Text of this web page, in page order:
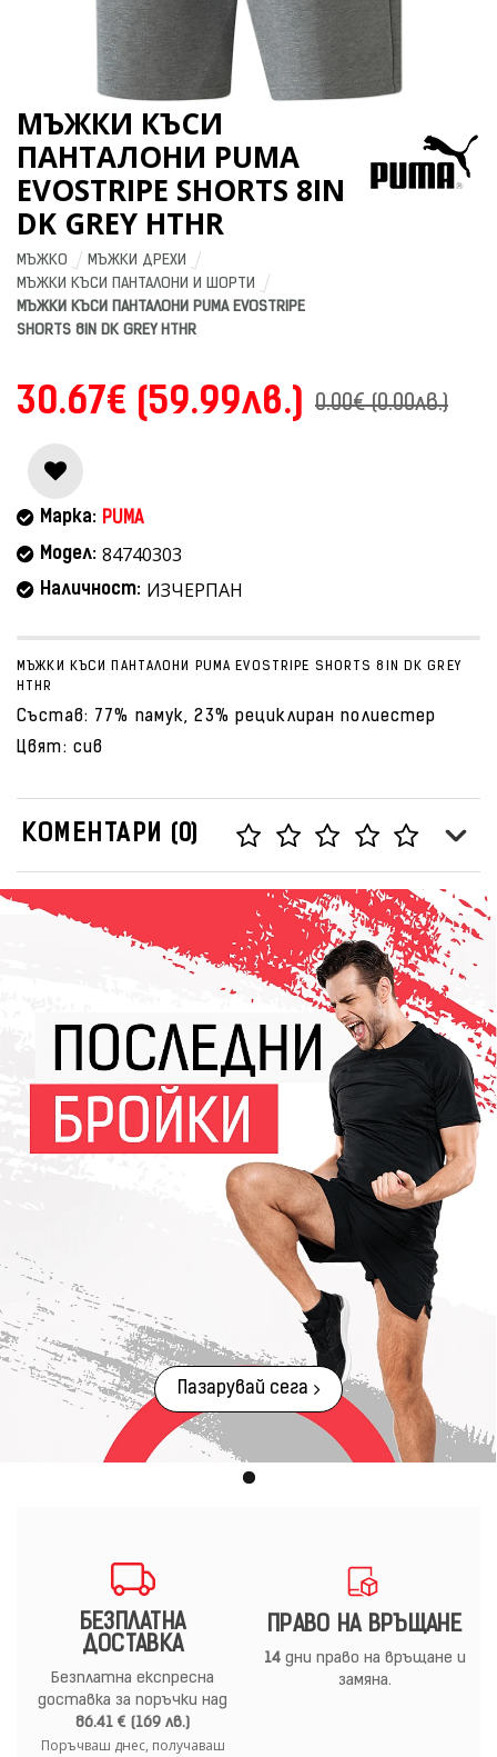
МЪЖКИ КЪСИ
ПАНТАЛОНИ PUMA
EVOSTRIPE SHORTS 8IN
DK GREY HTHR
МЪЖКО
МЪЖКИ ДРЕХИ
МЪЖКИ КЪСИ ПАНТАЛОНИ И ШОРТИ
МЪЖКИ КЪСИ ПАНТАЛОНИ PUMA EVOSTRIPE
SHORTS 8IN DK GREY HTHR
30.67€ (59.99лв.) 0.00€ (0.00лв.)
Марка: PUMA
Модел: 84740303
Наличност: ИЗЧЕРПАН
МЪЖКИ КЪСИ ПАНТАЛОНИ PUMA EVOSTRIPE SHORTS 8IN DK GREY
HTHR
Състав: 77% памук, 23% рециклиран полиестер
Цвят: сив
КОМЕНТАРИ (0)
Пазарувай сега
БЕЗПЛАТНА
ДОСТАВКА
Безплатна експресна
доставка за поръчки над
86.41 € (169 лв.)
Поръчваш днес, получаваш
ПРАВО НА ВРЪЩАНЕ
14дни право на връщане и
замяна.